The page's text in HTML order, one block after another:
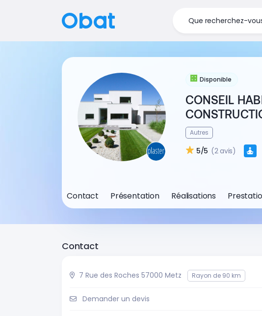
Que recherchez-
Disponible
CONSEIL
Autres
5/5 (2 avis)
Contact Présentation Réalisations
Contact
7 Rue des Roches 57000 Metz Rayon de 90 km
Demander un devis